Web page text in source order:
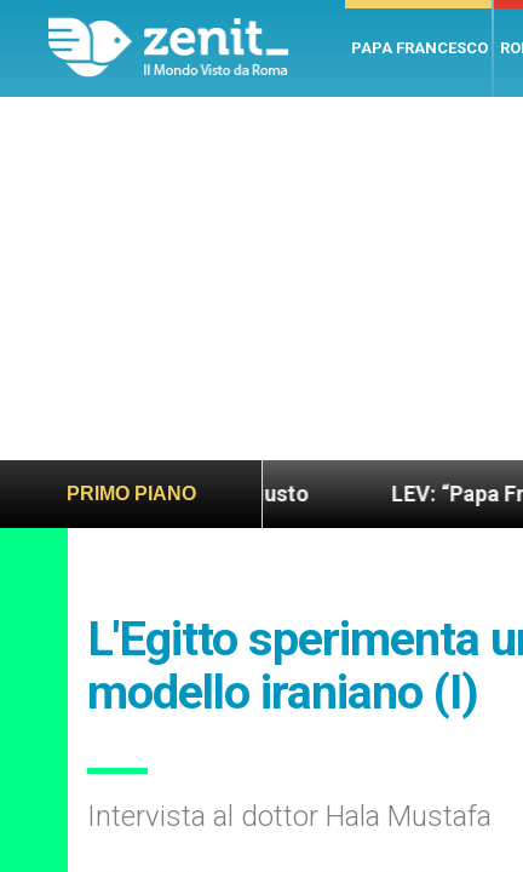
PAPA FRANCESCO
PRIMO PIANO
sano e giusto LEV: “Papa Francesco.
L'Egitto sperimenta
modello iraniano (I)
Intervista al dottor Hala Mustafa